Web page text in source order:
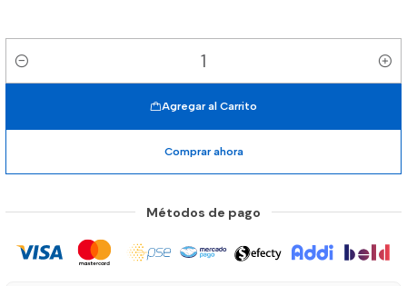
Cantidad
Agregar al Carrito
Comprar ahora
Métodos de pago